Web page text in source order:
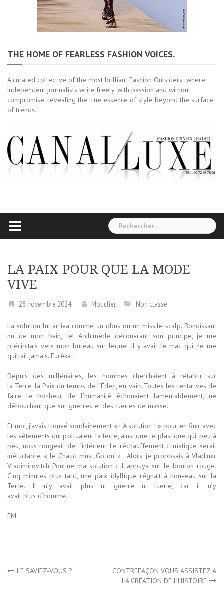
THE HOME OF FEARLESS FASHION VOICES.
A curated collective of the most brilliant Fashion Outsiders where
independent journalists write freely, with passion and without
compromise, revealing the true essence of style beyond the surface
of trends.
Rechercher :
LA PAIX POUR QUE LA MODE
VIVE
28 novembre 2024 Mouclier Non classé
La solution lui arriva comme un obus ou un missile scalp. Bondissant
nu de mon bain, tel Archimède découvrant son principe, je me
précipitais vers mon bureau sur lequel il y avait le mac qui ne me
quittait jamais. Eurêka !
Depuis des millénaires, les hommes cherchaient à rétablir sur
la Terre, la Paix du temps de l’Éden, en vain. Toutes les tentatives de
faire le bonheur de l’humanité échouaient lamentablement, ne
débouchant que sur guerres et des tueries de masse.
Et moi, j’avais trouvé soudainement « LA solution ! » pour en finir avec
les vêtements qui polluaient la terre, ainsi que le plastique qui, peu à
peu, nous rongeait de l’intérieur. Le réchauffement climatique serait
inéluctable, « le Chaud must Go on » . Alors, je proposais à Vladimir
Vladimirovitch Poutine ma solution : il appuya sur le bouton rouge.
Cinq minutes plus tard, une paix idyllique régnait à nouveau sur la
Terre. Il n’y avait plus ni guerre ni tuerie, car il n’y
avait plus d’homme.
FM
Navigation
LE SAVIEZ-VOUS ?
CONTREFAÇON VOUS ASSISTEZ A
LA CRÉATION DE L’HISTOIRE